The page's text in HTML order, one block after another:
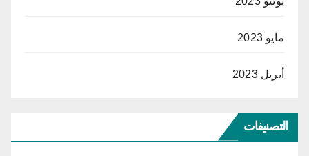
مايو 2023
أبريل 2023
التصنيفات